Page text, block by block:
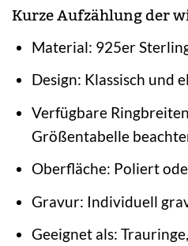
Kurze Aufzählung der
Material: 925er
Design: Klassisch und
Verfügbare
Größentabelle
Oberfläche: Poliert
Gravur: Individuell
Geeignet als: